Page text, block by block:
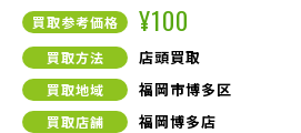
買取参考価格 ¥100
買取方法 店頭買取
買取地域 福岡市博多区
買取店舗 福岡博多店